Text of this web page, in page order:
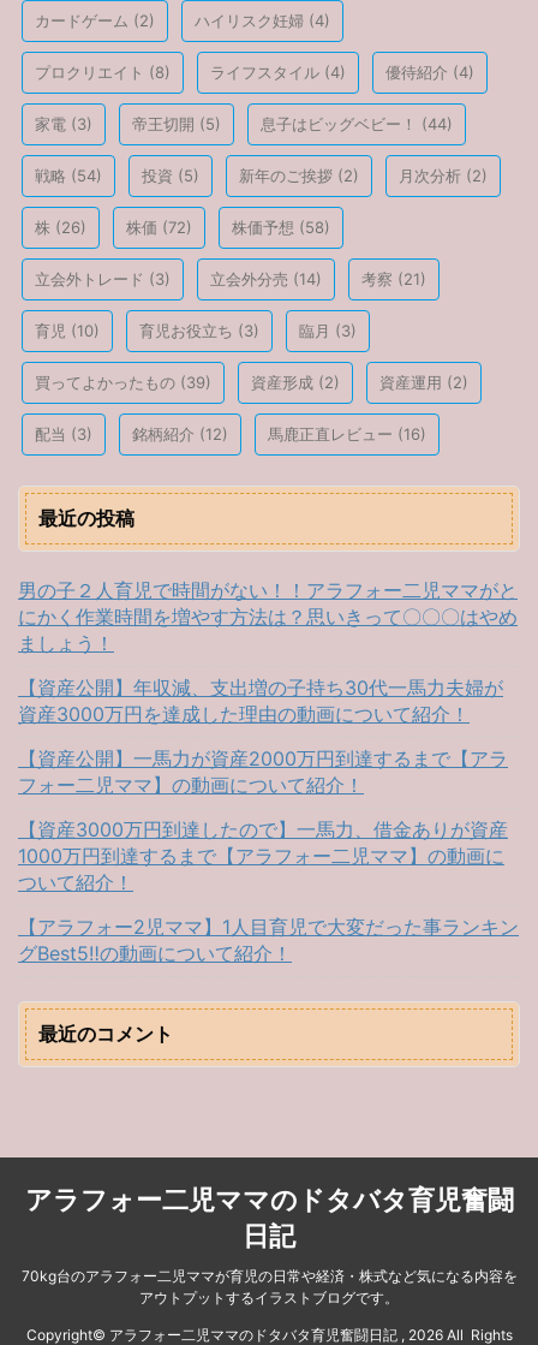
カードゲーム (2) ハイリスク妊婦 (4)
プロクリエイト (8) ライフスタイル (4) 優待紹介 (4)
家電 (3) 帝王切開 (5) 息子はビッグベビー！ (44)
戦略 (54) 投資 (5) 新年のご挨拶 (2) 月次分析 (2)
株 (26) 株価 (72) 株価予想 (58)
立会外トレード (3) 立会外分売 (14) 考察 (21)
育児 (10) 育児お役立ち (3) 臨月 (3)
買ってよかったもの (39) 資産形成 (2) 資産運用 (2)
配当 (3) 銘柄紹介 (12) 馬鹿正直レビュー (16)
最近の投稿
男の子２人育児で時間がない！！アラフォー二児ママがと
にかく作業時間を増やす方法は？思いきって〇〇〇はやめ
ましょう！
【資産公開】年収減、支出増の子持ち30代一馬力夫婦が
資産3000万円を達成した理由の動画について紹介！
【資産公開】一馬力が資産2000万円到達するまで【アラ
フォー二児ママ】の動画について紹介！
【資産3000万円到達したので】一馬力、借金ありが資産
1000万円到達するまで【アラフォー二児ママ】の動画に
ついて紹介！
【アラフォー2児ママ】1人目育児で大変だった事ランキン
グBest5‼︎の動画について紹介！
最近のコメント
アラフォー二児ママのドタバタ育児奮闘
日記
70kg台のアラフォー二児ママが育児の日常や経済・株式など気になる内容を
アウトプットするイラストブログです。
Copyright© アラフォー二児ママのドタバタ育児奮闘日記 , 2026 All Rights